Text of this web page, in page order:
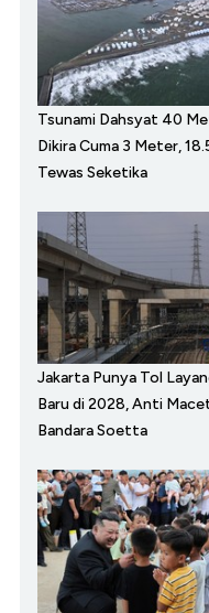
Tsunami Dahsyat 40
Dikira Cuma 3 Meter,
Tewas Seketika
Jakarta Punya Tol
Baru di 2028, Anti
Bandara Soetta